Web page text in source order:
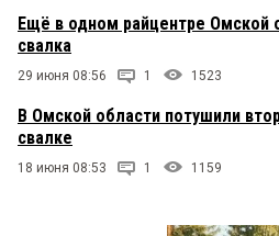
Ещё в одном райцентре Омской
свалка
29 июня 08:56 1 1523
В Омской области потушили
свалке
18 июня 08:53 1 1159